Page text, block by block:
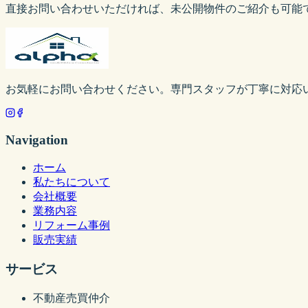
直接お問い合わせいただければ、未公開物件のご紹介も可能
お気軽にお問い合わせください。専門スタッフが丁寧に対応
Navigation
ホーム
私たちについて
会社概要
業務内容
リフォーム事例
販売実績
サービス
不動産売買仲介